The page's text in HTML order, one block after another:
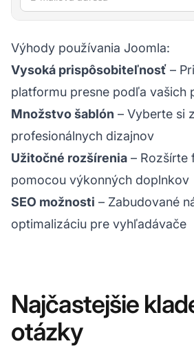
Výhody používania Joomla:
Vysoká prispôsobiteľnosť –
platformu presne podľa vašich
Množstvo šablón – Vyberte si
profesionálnych dizajnov
Užitočné rozšírenia – Rozšírte
pomocou výkonných doplnkov
SEO možnosti – Zabudované
optimalizáciu pre vyhľadávače
Najčastejšie
otázky